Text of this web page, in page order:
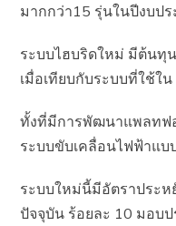
มากกว่า15 รุ่นในปีงบป
ระบบไฮบริดใหม่ มีต้นทุ
เมื่อเทียบกับระบบที่ใช้ใ
ทั้งที่มีการพัฒนาแพลทฟ
ระบบขับเคลื่อนไฟฟ้าแบ
ระบบใหม่นี้มีอัตราประ
ปัจจุบัน ร้อยละ 10 มอบ